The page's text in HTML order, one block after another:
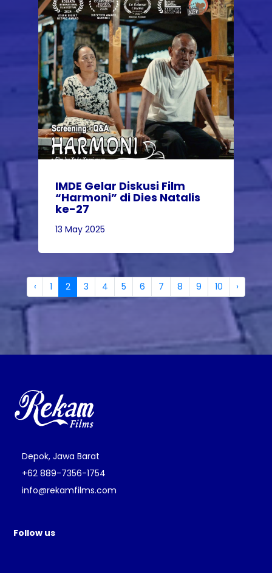
IMDE Gelar Diskusi Film
“Harmoni” di Dies Natalis
ke-27
13 May 2025
‹ 1 2 3 4 5 6 7 8 9 10 ›
Depok, Jawa Barat
+62 889-7356-1754
info@rekamfilms.com
Follow us